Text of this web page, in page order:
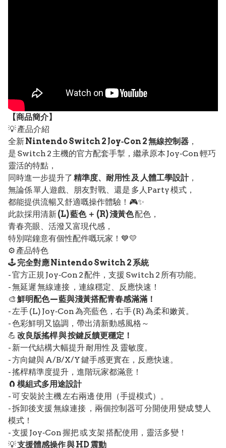
【商品簡介】
💡 產品介紹
全新Nintendo Switch 2 Joy‑Con 2 無線控制器 ，
是 Switch 2 主機的官方配套手掣，繼承原本 Joy‑Con 輕巧
靈活的特點，
同時進一步提升了 精準度、耐用性 及 人體工學設計，
無論係 單人遊戲、朋友對戰、還是 多人Party 模式，
都能提供流暢又舒適嘅操作體驗！🎮✨
此款採用清新(L) 藍色 ＋ (R) 淺黃色配色，
青春亮眼、活潑又富現代感，
特別啱鐘意有個性配件嘅玩家！💙💛
⚙️ 產品特色
🕹 完全對應 Nintendo Switch 2 系統
- 官方正規 Joy‑Con 2 配件，支援 Switch 2 所有功能。
- 無延遲 無線連接 ，連線穩定、反應快速！
🎨 鮮明配色 — 藍與淺黃搭配青春感滿滿！
- 左手 (L) Joy‑Con 為亮藍色，右手 (R) 為柔和嫩黃。
- 色彩鮮明又協調，帶出清新動感風格～
💪 改良版搖桿 與 按鍵反饋更穩定！
- 新一代結構大幅提升 耐用性 及 靈敏度。
- 方向鍵與 A/B/X/Y 鍵手感更實在，反應快速。
- 搖桿精準度提升，進階玩家都滿意！
🧲 模組式多用途設計
- 可 安裝於主機 左右兩邊 使用（手提模式）。
- 拆卸後支援 無線連接 ，兩個控制器可 分開使用 變成 雙人
模式！
- 支援 Joy‑Con 握把 或 支架 搭配使用，靈活多變！
💡支援體感操作 與 HD 震動